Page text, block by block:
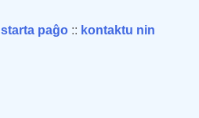
starta paĝo :: kontaktu nin